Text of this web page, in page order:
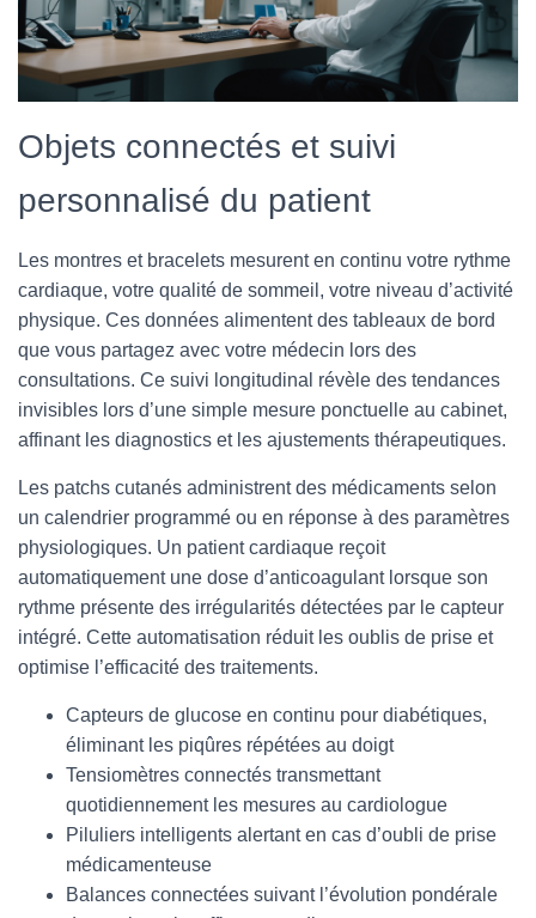
Objets connectés et suivi
personnalisé du patient
Les montres et bracelets mesurent en continu votre rythme
cardiaque, votre qualité de sommeil, votre niveau d’activité
physique. Ces données alimentent des tableaux de bord
que vous partagez avec votre médecin lors des
consultations. Ce suivi longitudinal révèle des tendances
invisibles lors d’une simple mesure ponctuelle au cabinet,
affinant les diagnostics et les ajustements thérapeutiques.
Les patchs cutanés administrent des médicaments selon
un calendrier programmé ou en réponse à des paramètres
physiologiques. Un patient cardiaque reçoit
automatiquement une dose d’anticoagulant lorsque son
rythme présente des irrégularités détectées par le capteur
intégré. Cette automatisation réduit les oublis de prise et
optimise l’efficacité des traitements.
Capteurs de glucose en continu pour diabétiques,
éliminant les piqûres répétées au doigt
Tensiomètres connectés transmettant
quotidiennement les mesures au cardiologue
Piluliers intelligents alertant en cas d’oubli de prise
médicamenteuse
Balances connectées suivant l’évolution pondérale